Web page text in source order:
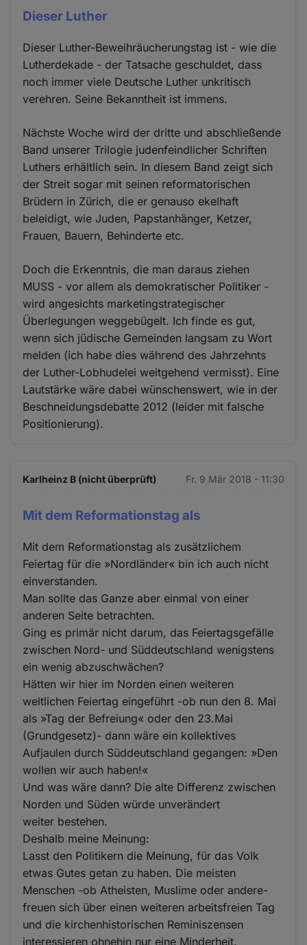
Dieser Luther
Dieser Luther-Beweihräucherungstag ist - wie die
Lutherdekade - der Tatsache geschuldet, dass
noch immer viele Deutsche Luther unkritisch
verehren. Seine Bekanntheit ist immens.
Nächste Woche wird der dritte und abschließende
Band unserer Trilogie judenfeindlicher Schriften
Luthers erhältlich sein. In diesem Band zeigt sich
der Streit sogar mit seinen reformatorischen
Brüdern in Zürich, die er genauso ekelhaft
beleidigt, wie Juden, Papstanhänger, Ketzer,
Frauen, Bauern, Behinderte etc.
Doch die Erkenntnis, die man daraus ziehen
MUSS - vor allem als demokratischer Politiker -
wird angesichts marketingstrategischer
Überlegungen weggebügelt. Ich finde es gut,
wenn sich jüdische Gemeinden langsam zu Wort
melden (ich habe dies während des Jahrzehnts
der Luther-Lobhudelei weitgehend vermisst). Eine
Lautstärke wäre dabei wünschenswert, wie in der
Beschneidungsdebatte 2012 (leider mit falsche
Positionierung).
Karlheinz B (nicht überprüft) Fr. 9 Mär 2018 - 11:30
Mit dem Reformationstag als
Mit dem Reformationstag als zusätzlichem
Feiertag für die »Nordländer« bin ich auch nicht
einverstanden.
Man sollte das Ganze aber einmal von einer
anderen Seite betrachten.
Ging es primär nicht darum, das Feiertagsgefälle
zwischen Nord- und Süddeutschland wenigstens
ein wenig abzuschwächen?
Hätten wir hier im Norden einen weiteren
weltlichen Feiertag eingeführt -ob nun den 8. Mai
als »Tag der Befreiung« oder den 23.Mai
(Grundgesetz)- dann wäre ein kollektives
Aufjaulen durch Süddeutschland gegangen: »Den
wollen wir auch haben!«
Und was wäre dann? Die alte Differenz zwischen
Norden und Süden würde unverändert
weiter bestehen.
Deshalb meine Meinung:
Lasst den Politikern die Meinung, für das Volk
etwas Gutes getan zu haben. Die meisten
Menschen -ob Atheisten, Muslime oder andere-
freuen sich über einen weiteren arbeitsfreien Tag
und die kirchenhistorischen Reminiszensen
interessieren ohnehin nur eine Minderheit.